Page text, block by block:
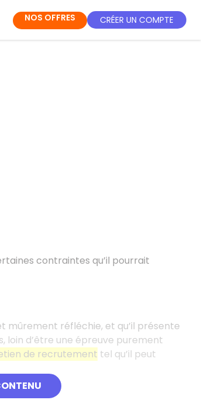
NOS OFFRES CRÉER UN COMPTE
contraintes qu’il pourrait
mûrement réfléchie, et qu’il présente
loin d’être une épreuve purement
de recrutement tel qu’il peut